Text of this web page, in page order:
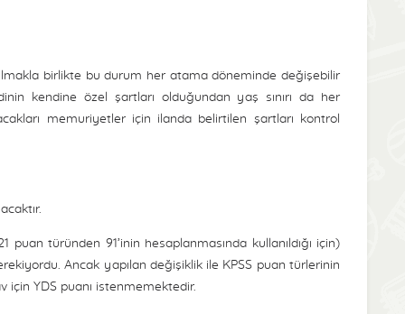
birlikte bu durum her atama döneminde değişebilir
kendine özel şartları olduğundan yaş sınırı da her
memuriyetler için ilanda belirtilen şartları kontrol
puan türünden 91’inin hesaplanmasında kullanıldığı için)
Ancak yapılan değişiklik ile KPSS puan türlerinin
için YDS puanı istenmemektedir.